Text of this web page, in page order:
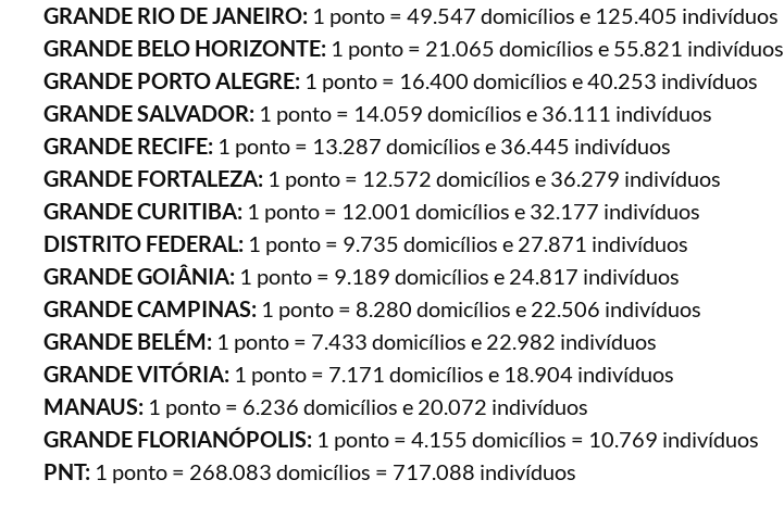
GRANDE RIO DE JANEIRO:1 ponto = 49.547 domicílios e 125.405 indivíduos
GRANDE BELO HORIZONTE:1 ponto = 21.065 domicílios e 55.821 indivíduos
GRANDE PORTO ALEGRE:1 ponto = 16.400 domicílios e 40.253 indivíduos
GRANDE SALVADOR:1 ponto = 14.059 domicílios e 36.111 indivíduos
GRANDE RECIFE:1 ponto = 13.287 domicílios e 36.445 indivíduos
GRANDE FORTALEZA:1 ponto = 12.572 domicílios e 36.279 indivíduos
GRANDE CURITIBA:1 ponto = 12.001 domicílios e 32.177 indivíduos
DISTRITO FEDERAL:1 ponto = 9.735 domicílios e 27.871 indivíduos
GRANDE GOIÂNIA:1 ponto = 9.189 domicílios e 24.817 indivíduos
GRANDE CAMPINAS:1 ponto = 8.280 domicílios e 22.506 indivíduos
GRANDE BELÉM:1 ponto = 7.433 domicílios e 22.982 indivíduos
GRANDE VITÓRIA:1 ponto = 7.171 domicílios e 18.904 indivíduos
MANAUS:1 ponto = 6.236 domicílios e 20.072 indivíduos
GRANDE FLORIANÓPOLIS:1 ponto = 4.155 domicílios = 10.769 indivíduos
PNT:1 ponto = 268.083 domicílios = 717.088 indivíduos